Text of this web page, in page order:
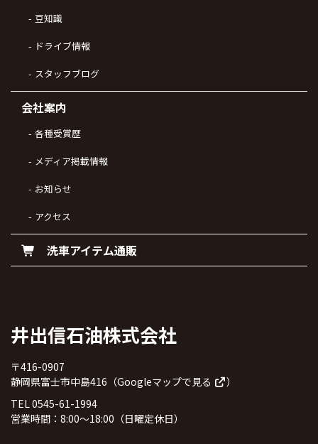
豆知識
ドライブ情報
スタッフブログ
会社案内
各種受賞歴
メディア掲載情報
お知らせ
アクセス
洗車アイテム通販
井出信石油株式会社
〒416-0907
静岡県富士市中島416（Googleマップで見る
）
TEL 0545-61-1994
営業時間：8:00～18:00（日曜定休日）